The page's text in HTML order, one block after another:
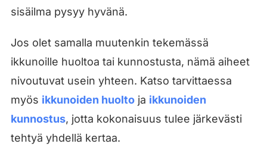
sisäilma pysyy hyvänä.
Jos olet samalla muutenkin tekemässä
ikkunoille huoltoa tai kunnostusta, nämä aiheet
nivoutuvat usein yhteen. Katso tarvittaessa
myös ikkunoiden huoltoja ikkunoiden
kunnostus, jotta kokonaisuus tulee järkevästi
tehtyä yhdellä kertaa.